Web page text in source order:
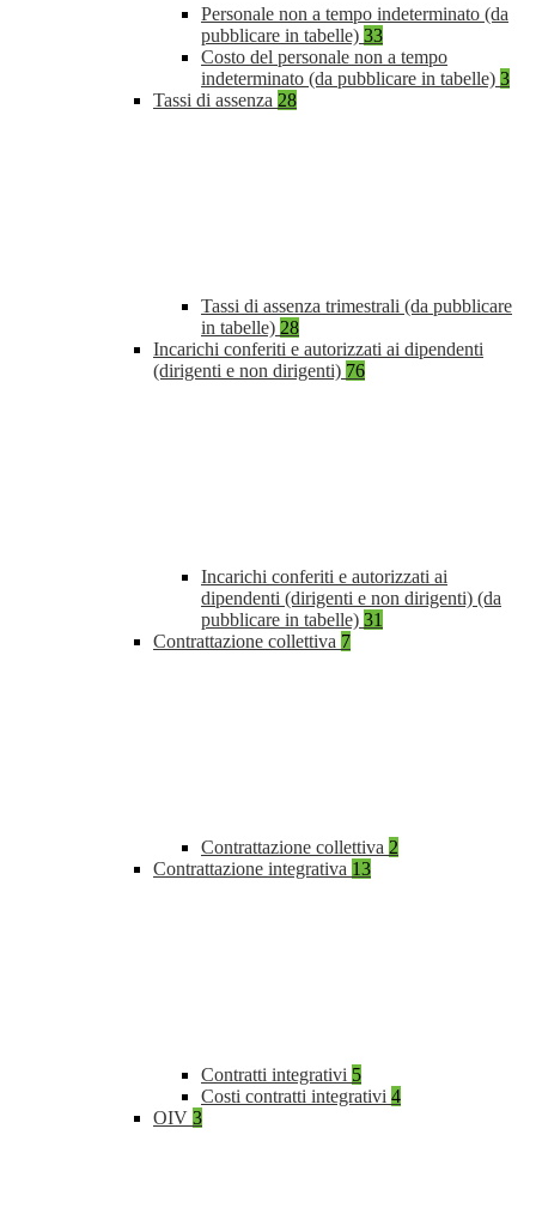
Personale non a tempo indeterminato (da
pubblicare in tabelle) 33
Costo del personale non a tempo
indeterminato (da pubblicare in tabelle) 3
Tassi di assenza 28
Tassi di assenza trimestrali (da pubblicare
in tabelle) 28
Incarichi conferiti e autorizzati ai dipendenti
(dirigenti e non dirigenti) 76
Incarichi conferiti e autorizzati ai
dipendenti (dirigenti e non dirigenti) (da
pubblicare in tabelle) 31
Contrattazione collettiva 7
Contrattazione collettiva 2
Contrattazione integrativa 13
Contratti integrativi 5
Costi contratti integrativi 4
OIV 3